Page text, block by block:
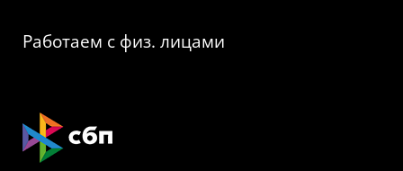
Работаем с физ. лицами